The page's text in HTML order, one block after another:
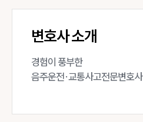
변호사 소개
경험이 풍부한
음주운전·교통사고전문변호사